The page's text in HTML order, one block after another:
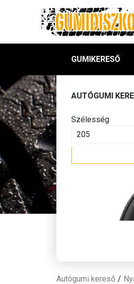
GUMIKERESŐ
AUTÓGUMI
Szélesség
Autógumi kereső